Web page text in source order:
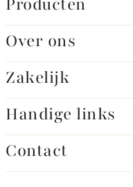
Over ons
Zakelijk
Handige links
Contact